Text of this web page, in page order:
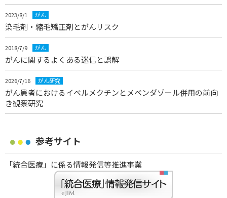
2023/8/1 がん
染毛剤・縮毛矯正剤とがんリスク
2018/7/9 がん
がんに関するよくある迷信と誤解
2026/7/16 がん研究
がん患者におけるイベルメクチンとメベンダゾール併用の前向
き観察研究
参考サイト
「統合医療」に係る情報発信等推進事業